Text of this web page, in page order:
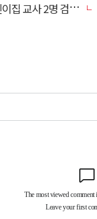
사 2명 검찰 송치